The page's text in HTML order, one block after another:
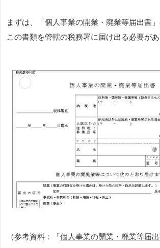
まずは、「個人事業の開業・廃業等届出書」
この書類を管轄の税務署に届け出る必要があ
（参考資料：「個人事業の開業・廃業等届